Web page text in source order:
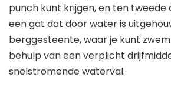
punch kunt krijgen, en ten tweede
een gat dat door water is
berggesteente, waar je kunt
behulp van een verplicht
snelstromende waterval.